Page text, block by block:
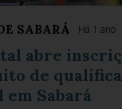
SABARÁ Há 1 ano
abre
de
Sabará